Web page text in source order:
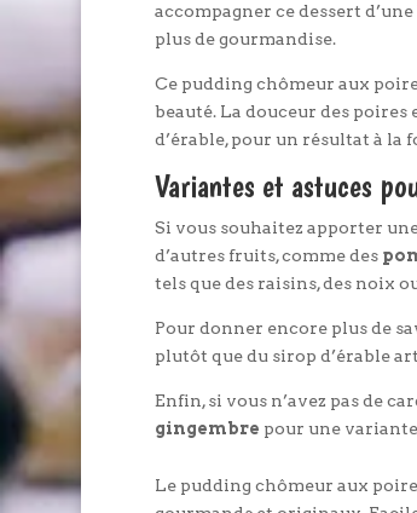
accompagner ce dessert
plus de gourmandise.
Ce pudding chômeur aux
beauté. La douceur des
d’érable, pour un résultat à la
Variantes et astuces
Si vous souhaitez apporter
d’autres fruits, comme des
tels que des raisins, des noix
Pour donner encore plus de
plutôt que du sirop d’érable
Enfin, si vous n’avez pas de
gingembre pour une
Le pudding chômeur aux